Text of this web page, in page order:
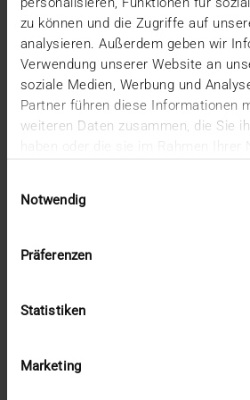
zu können und die Zugriffe auf
analysieren. Außerdem geben wir
Verwendung unserer Website an
soziale Medien, Werbung und
Partner führen diese Informationen
weiteren Daten zusammen, die Sie
Notwendig
Präferenzen
Statistiken
Marketing
die Sana Kliniken AG ihren Ruf
Sachen…